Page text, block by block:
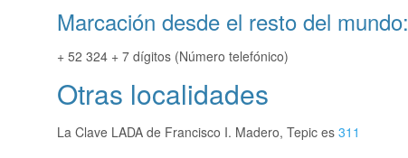
Marcación desde el resto del mundo:
+ 52 324 + 7 dígitos (Número telefónico)
Otras localidades
La Clave LADA de Francisco I. Madero, Tepic es 311